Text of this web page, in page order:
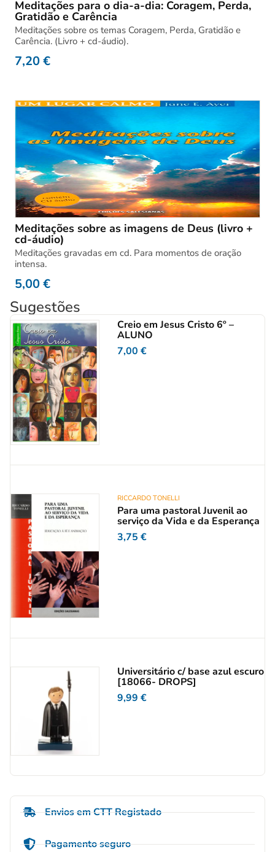
Meditações para o dia-a-dia: Coragem, Perda,
Gratidão e Carência
Meditações sobre os temas Coragem, Perda, Gratidão e
Carência. (Livro + cd-áudio).
7,20€
Meditações sobre as imagens de Deus (livro +
cd-áudio)
Meditações gravadas em cd. Para momentos de oração
intensa.
5,00€
Sugestões
Creio em Jesus Cristo 6º –
ALUNO
7,00 €
RICCARDO TONELLI
Para uma pastoral Juvenil ao
serviço da Vida e da Esperança
3,75 €
Universitário c/ base azul escuro
[18066- DROPS]
9,99 €
Envios em CTT Registado
Pagamento seguro